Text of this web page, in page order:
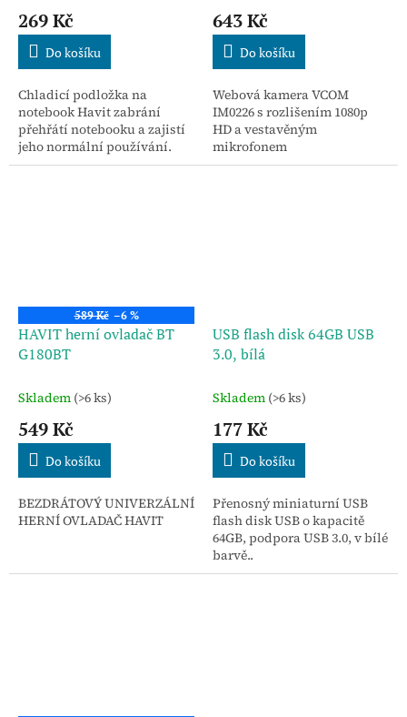
269 Kč
Do košíku
Chladicí podložka na
notebook Havit zabrání
přehřátí notebooku a zajistí
jeho normální používání.
643 Kč
Do košíku
Webová kamera VCOM
IM0226 s rozlišením 1080p
HD a vestavěným
mikrofonem
589 Kč –6 %
HAVIT herní ovladač BT
G180BT
Skladem (>6 ks)
549 Kč
Do košíku
BEZDRÁTOVÝ UNIVERZÁLNÍ
HERNÍ OVLADAČ HAVIT
USB flash disk 64GB USB
3.0, bílá
Skladem (>6 ks)
177 Kč
Do košíku
Přenosný miniaturní USB
flash disk USB o kapacitě
64GB, podpora USB 3.0, v bílé
barvě..